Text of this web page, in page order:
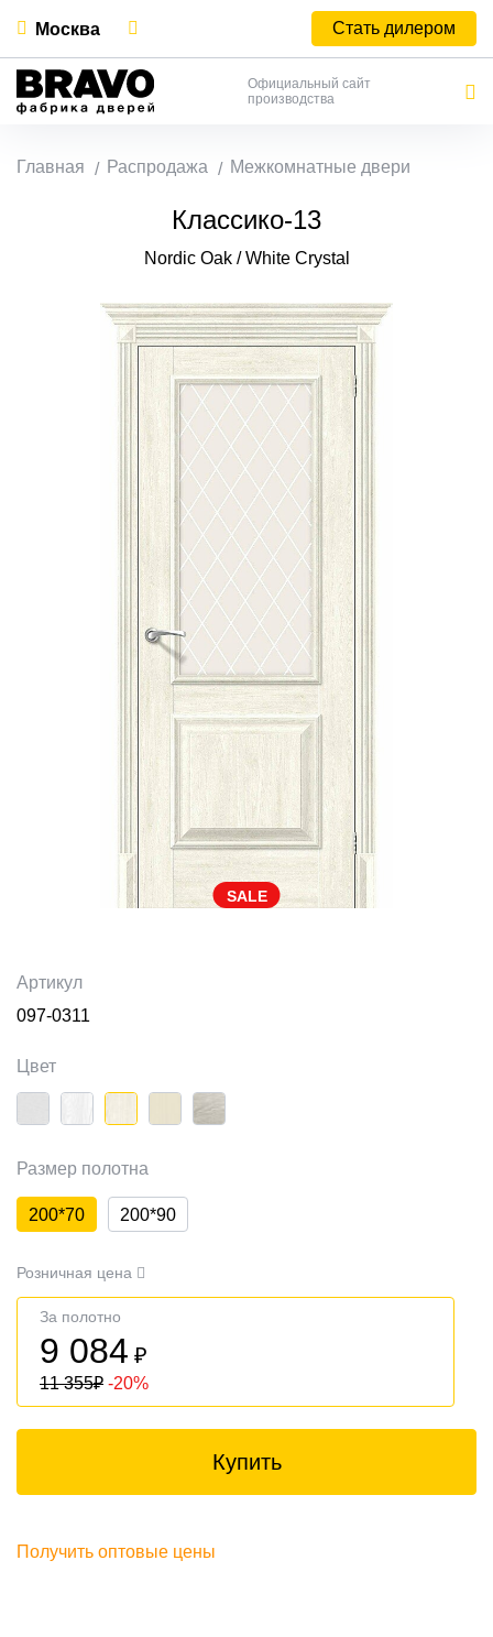
Москва Стать дилером
Официальный сайт
производства
Главная Распродажа Межкомнатные двери
Классико-13
Nordic Oak / White Сrystal
SALE
Артикул
097-0311
Цвет
Размер полотна
200*70 200*90
Розничная цена
За полотно
9 084 ₽
11 355₽ -20%
Купить
Получить оптовые цены